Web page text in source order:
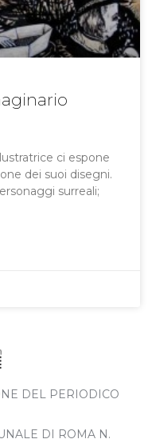
ci espone
dei suoi disegni.
surreali;
DEL PERIODICO
DI ROMA N.